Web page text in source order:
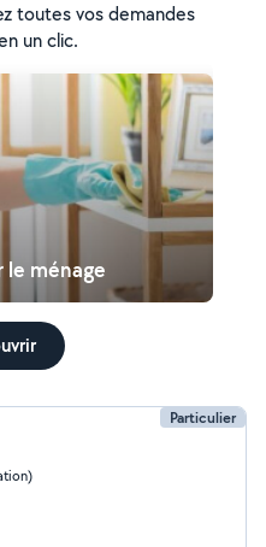
toutes vos demandes
un clic.
le ménage
Particulier